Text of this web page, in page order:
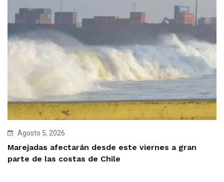
Agosto 5, 2026
Marejadas afectarán desde este viernes a gran
parte de las costas de Chile